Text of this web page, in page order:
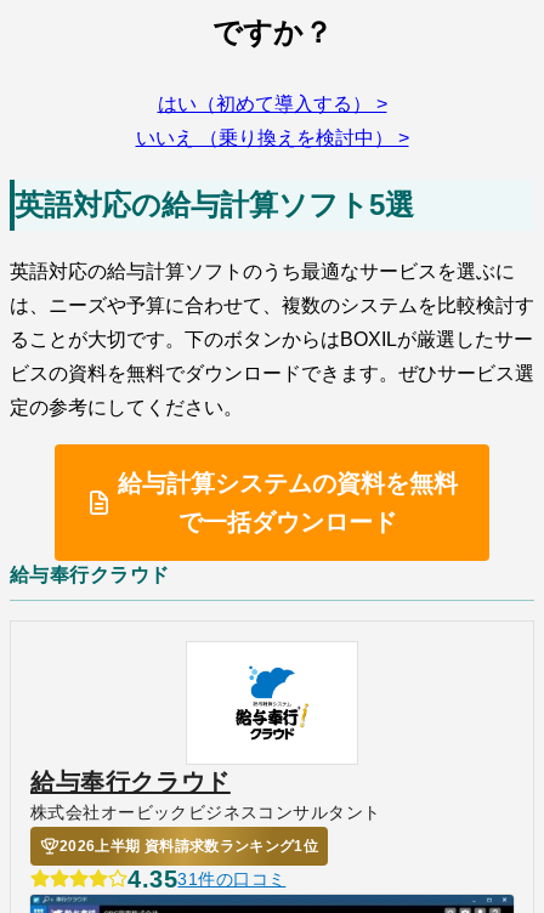
ですか？
はい（初めて導入する） >
いいえ （乗り換えを検討中） >
英語対応の給与計算ソフト5選
英語対応の給与計算ソフトのうち最適なサービスを選ぶに
は、ニーズや予算に合わせて、複数のシステムを比較検討す
ることが大切です。下のボタンからはBOXILが厳選したサー
ビスの資料を無料でダウンロードできます。ぜひサービス選
定の参考にしてください。
給与計算システムの資料を無料
で一括ダウンロード
給与奉行クラウド
給与奉行クラウド
株式会社オービックビジネスコンサルタント
2026上半期 資料請求数ランキング1位
4.3531件の口コミ